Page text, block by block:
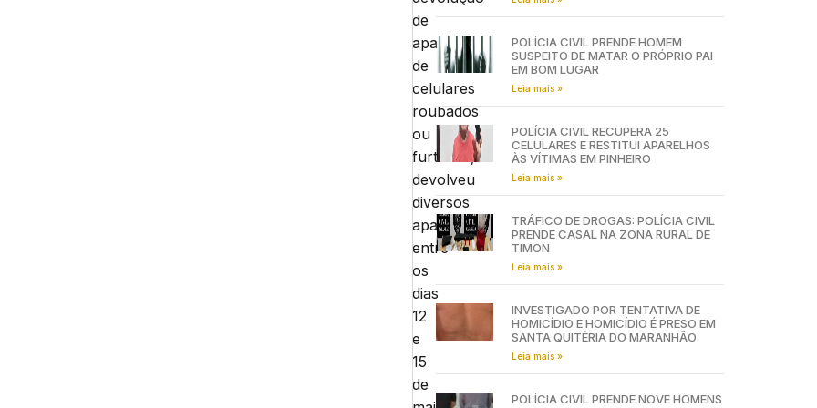
de
aparelhos
de
celulares
roubados
ou
furtados,
devolveu
diversos
aparelhos,
entre
os
dias
12
e
15
de
POLÍCIA CIVIL PRENDE HOMEM
SUSPEITO DE MATAR O PRÓPRIO PAI
EM BOM LUGAR
Leia mais »
POLÍCIA CIVIL RECUPERA 25
CELULARES E RESTITUI APARELHOS
ÀS VÍTIMAS EM PINHEIRO
Leia mais »
TRÁFICO DE DROGAS: POLÍCIA CIVIL
PRENDE CASAL NA ZONA RURAL DE
TIMON
Leia mais »
INVESTIGADO POR TENTATIVA DE
HOMICÍDIO E HOMICÍDIO É PRESO EM
SANTA QUITÉRIA DO MARANHÃO
Leia mais »
POLÍCIA CIVIL PRENDE NOVE HOMENS